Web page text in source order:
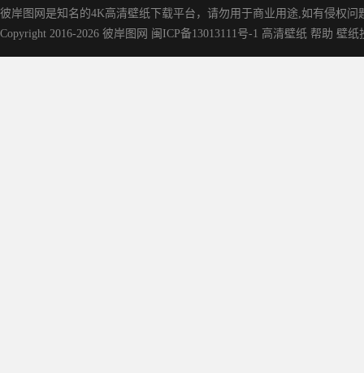
彼岸图网是知名的‌4K高清壁纸下载平台，请勿用于商业用途,如有侵权
Copyright 2016-2026 彼岸图网 闽ICP备13013111号-1 高清壁纸 帮助 壁纸